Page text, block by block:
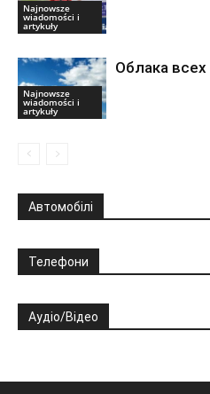
Najnowsze
wiadomości i
artykuły
Najnowsze
wiadomości i
artykuły
Облака
Автомобілі
Телефони
Аудіо/Відео